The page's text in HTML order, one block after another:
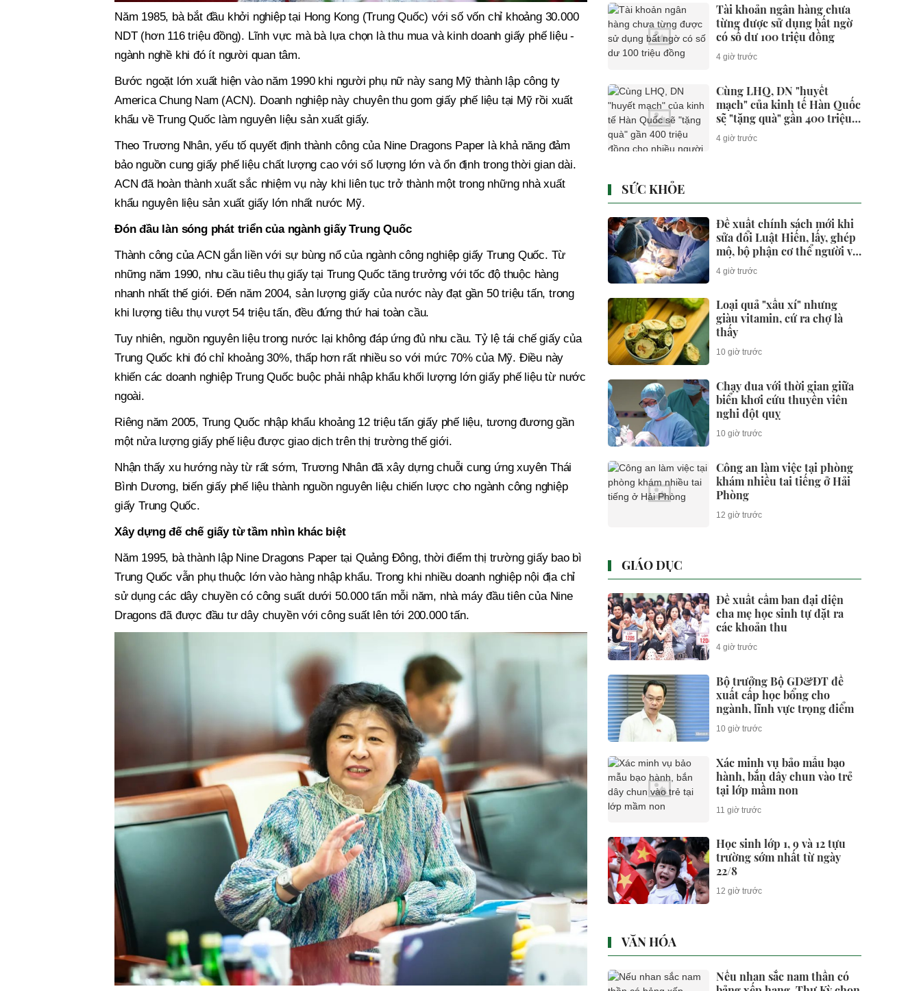
Năm 1985, bà bắt đầu khởi nghiệp tại Hong Kong (Trung Quốc) với số vốn chỉ khoảng 30.000
NDT (hơn 116 triệu đồng). Lĩnh vực mà bà lựa chọn là thu mua và kinh doanh giấy phế liệu -
ngành nghề khi đó ít người quan tâm.
Bước ngoặt lớn xuất hiện vào năm 1990 khi người phụ nữ này sang Mỹ thành lập công ty
America Chung Nam (ACN). Doanh nghiệp này chuyên thu gom giấy phế liệu tại Mỹ rồi xuất
khẩu về Trung Quốc làm nguyên liệu sản xuất giấy.
Theo Trương Nhân, yếu tố quyết định thành công của Nine Dragons Paper là khả năng đảm
bảo nguồn cung giấy phế liệu chất lượng cao với số lượng lớn và ổn định trong thời gian dài.
ACN đã hoàn thành xuất sắc nhiệm vụ này khi liên tục trở thành một trong những nhà xuất
khẩu nguyên liệu sản xuất giấy lớn nhất nước Mỹ.
Đón đầu làn sóng phát triển của ngành giấy Trung Quốc
Thành công của ACN gắn liền với sự bùng nổ của ngành công nghiệp giấy Trung Quốc. Từ
những năm 1990, nhu cầu tiêu thụ giấy tại Trung Quốc tăng trưởng với tốc độ thuộc hàng
nhanh nhất thế giới. Đến năm 2004, sản lượng giấy của nước này đạt gần 50 triệu tấn, trong
khi lượng tiêu thụ vượt 54 triệu tấn, đều đứng thứ hai toàn cầu.
Tuy nhiên, nguồn nguyên liệu trong nước lại không đáp ứng đủ nhu cầu. Tỷ lệ tái chế giấy của
Trung Quốc khi đó chỉ khoảng 30%, thấp hơn rất nhiều so với mức 70% của Mỹ. Điều này
khiến các doanh nghiệp Trung Quốc buộc phải nhập khẩu khối lượng lớn giấy phế liệu từ nước
ngoài.
Riêng năm 2005, Trung Quốc nhập khẩu khoảng 12 triệu tấn giấy phế liệu, tương đương gần
một nửa lượng giấy phế liệu được giao dịch trên thị trường thế giới.
Nhận thấy xu hướng này từ rất sớm, Trương Nhân đã xây dựng chuỗi cung ứng xuyên Thái
Bình Dương, biến giấy phế liệu thành nguồn nguyên liệu chiến lược cho ngành công nghiệp
giấy Trung Quốc.
Xây dựng đế chế giấy từ tầm nhìn khác biệt
Năm 1995, bà thành lập Nine Dragons Paper tại Quảng Đông, thời điểm thị trường giấy bao bì
Trung Quốc vẫn phụ thuộc lớn vào hàng nhập khẩu. Trong khi nhiều doanh nghiệp nội địa chỉ
sử dụng các dây chuyền có công suất dưới 50.000 tấn mỗi năm, nhà máy đầu tiên của Nine
Dragons đã được đầu tư dây chuyền với công suất lên tới 200.000 tấn.
Tài khoản ngân hàng chưa
từng được sử dụng bất ngờ
có số dư 100 triệu đồng
4 giờ trước
Cùng LHQ, DN "huyết
mạch" của kinh tế Hàn Quốc
sẽ "tặng quà" gần 400 triệu
đồng cho nhiều người trẻ
VN
4 giờ trước
SỨC KHỎE
Đề xuất chính sách mới khi
sửa đổi Luật Hiến, lấy, ghép
mô, bộ phận cơ thể người và
hiến xác
4 giờ trước
Loại quả "xấu xí" nhưng
giàu vitamin, cứ ra chợ là
thấy
10 giờ trước
Chạy đua với thời gian giữa
biển khơi cứu thuyền viên
nghi đột quỵ
10 giờ trước
Công an làm việc tại phòng
khám nhiều tai tiếng ở Hải
Phòng
12 giờ trước
GIÁO DỤC
Đề xuất cấm ban đại diện
cha mẹ học sinh tự đặt ra
các khoản thu
4 giờ trước
Bộ trưởng Bộ GD&ĐT đề
xuất cấp học bổng cho
ngành, lĩnh vực trọng điểm
10 giờ trước
Xác minh vụ bảo mẫu bạo
hành, bắn dây chun vào trẻ
tại lớp mầm non
11 giờ trước
Học sinh lớp 1, 9 và 12 tựu
trường sớm nhất từ ngày
22/8
12 giờ trước
VĂN HÓA
Nếu nhan sắc nam thần có